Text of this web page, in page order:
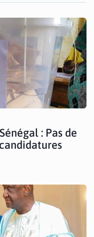
: Pas de